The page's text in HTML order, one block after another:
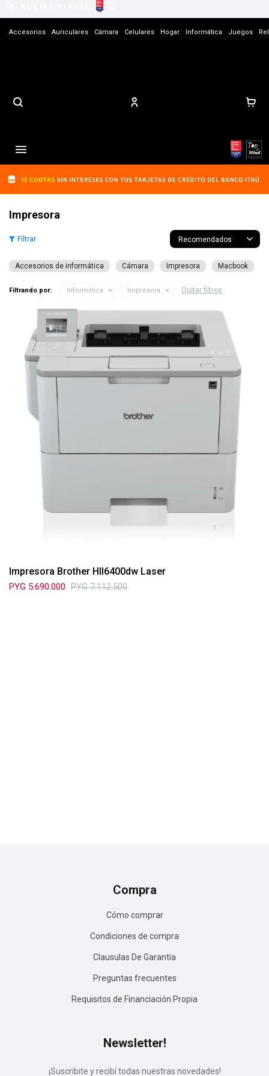
Accesorios Auriculares Cámara Celulares Hogar Informática Juegos

Impresora
Recomendados
Accesorios de informática Cámara Impresora Macbook
Filtrando por: Informática Impresora Quitar filtros
Impresora Brother Hll6400dw Laser
PYG 5.690.000 PYG 7.112.500
Compra
Cómo comprar
Condiciones de compra
Clausulas De Garantía
Preguntas frecuentes
Requisitos de Financiación Propia
Newsletter!
¡Suscribite y recibí todas nuestras novedades!